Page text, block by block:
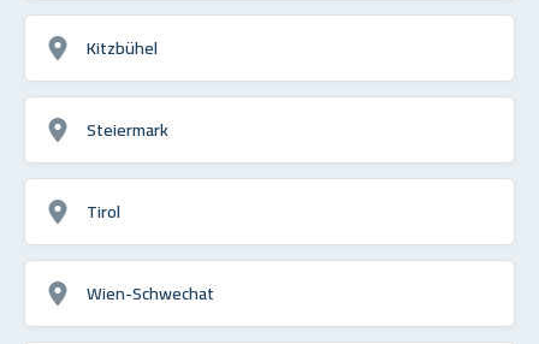
Kitzbühel
Steiermark
Tirol
Wien-Schwechat